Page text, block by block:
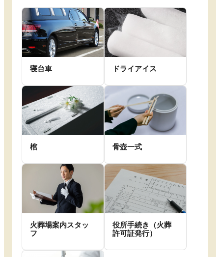
寝台車 ドライアイス
棺 骨壺一式
火葬場案内スタッ
フ
役所手続き（火葬
許可証発行）